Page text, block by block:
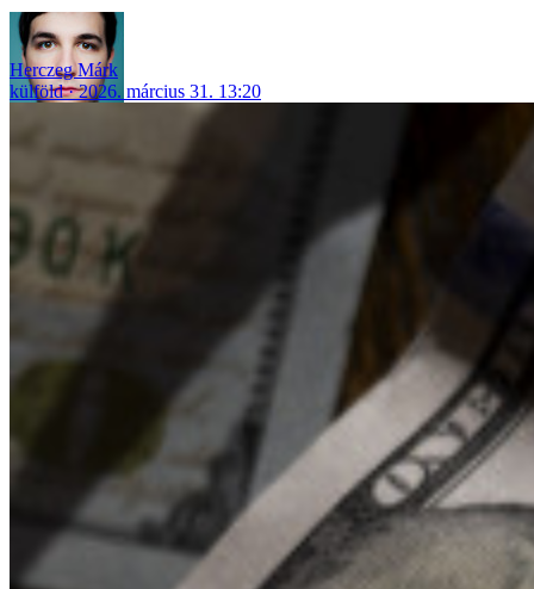
Herczeg Márk
külföld
2026. március 31. 13:20